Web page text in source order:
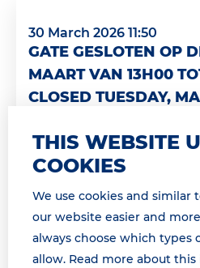
30 March 2026 11:50
GATE GESLOTEN OP
MAART VAN 13H00
CLOSED TUESDAY,
Geachte relatie, Landzijdige
onderbroken van 14h00 tot
van 14h00 tot 16h45 is geen
mogelijk a.g.v. een vakb...
Lees meer
THIS WEBSITE
COOKIES
We use cookies and similar
our website easier and
always choose which types
allow. Read more about this